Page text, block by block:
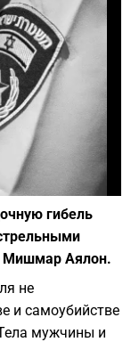
гибель
Мишмар Аялон.
не
и самоубийстве
мужчины и